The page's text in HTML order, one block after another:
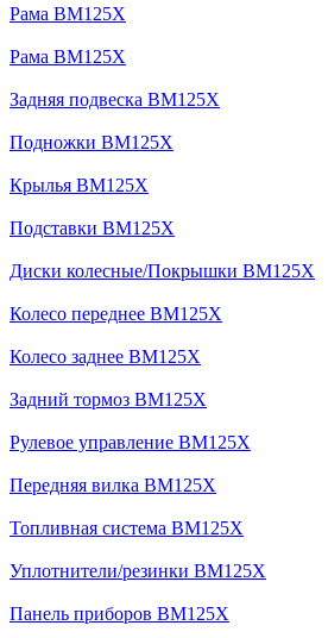
Рама BM125X
Рама BM125X
Задняя подвеска BM125X
Подножки BM125X
Крылья BM125X
Подставки BM125X
Диски колесные/Покрышки BM125X
Колесо переднее BM125X
Колесо заднее BM125X
Задний тормоз BM125X
Рулевое управление BM125X
Передняя вилка BM125X
Топливная система BM125X
Уплотнители/резинки BM125X
Панель приборов BM125X